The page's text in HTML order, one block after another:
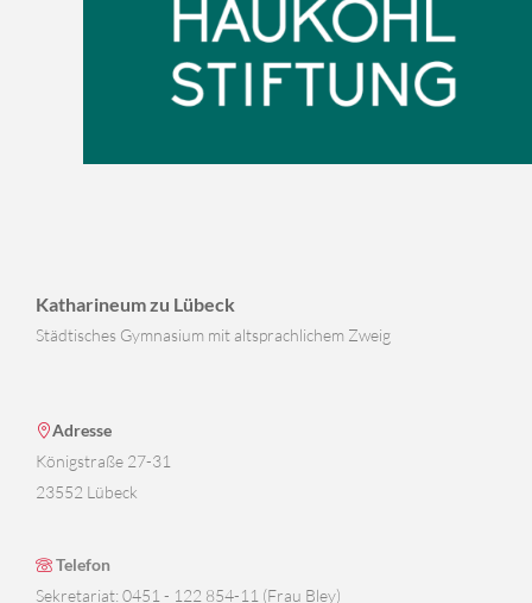
Katharineum zu Lübeck
Städtisches Gymnasium mit altsprachlichem Zweig
Adresse
Königstraße 27-31
23552 Lübeck
Telefon
Sekretariat: 0451 - 122 854-11 (Frau Bley)